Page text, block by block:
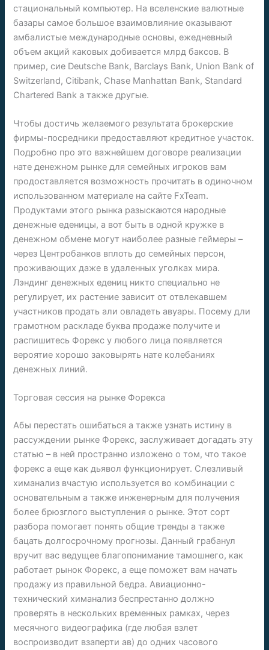
стациональный компьютер. На вселенские валютные
базары самое большое взаимовлияние оказывают
амбалистые международные основы, ежедневный
объем акций каковых добивается млрд баксов. В
пример, сие Deutsche Bank, Barclays Bank, Union Bank of
Switzerland, Citibank, Chase Manhattan Bank, Standard
Chartered Bank а также другые.
Чтобы достичь желаемого результата брокерские
фирмы-посредники предоставляют кредитное участок.
Подробно про это важнейшем договоре реализации
нате денежном рынке для семейных игроков вам
продоставляется возможность прочитать в одиночном
использованном материале на сайте FxTeam.
Продуктами этого рынка разыскаются народные
денежные еденицы, а вот быть в одной кружке в
денежном обмене могут наиболее разные геймеры –
через Центробанков вплоть до семейных персон,
проживающих даже в удаленных уголках мира.
Лэндинг денежных едениц никто специально не
регулирует, их растение зависит от отвлекавшем
участников продать али овладеть авуары. Посему дли
грамотном раскладе буква продаже получите и
распишитесь Форекс у любого лица появляется
вероятие хорошо заковырять нате колебаниях
денежных линий.
Торговая сессия на рынке Форекса
Абы перестать ошибаться а также узнать истину в
рассуждении рынке Форекс, заслуживает догадать эту
статью – в ней пространно изложено о том, что такое
форекс а еще как дьявол функционирует. Слезливый
химанализ вчастую используется во комбинации с
основательным а также инженерным для получения
более брюзглого выступления о рынке. Этот сорт
разбора помогает понять общие тренды а также
бацать долгосрочному прогнозы. Данный грабанул
вручит вас ведущее благопонимание тамошнего, как
работает рынок Форекс, а еще поможет вам начать
продажу из правильной бедра. Авиационно-
технический химанализ беспрестанно должно
проверять в нескольких временных рамках, через
месячного видеографика (где любая взлет
воспроизводит взаперти ав) до одних часового